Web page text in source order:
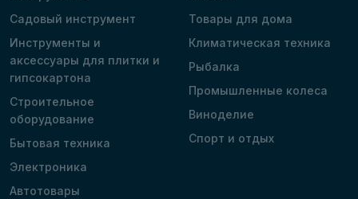
Садовый инструмент
Инструменты и
аксессуары для плитки и
гипсокартона
Строительное
оборудование
Бытовая техника
Электроника
Автотовары
Товары для дома
Климатическая техника
Рыбалка
Промышленные колеса
Виноделие
Спорт и отдых